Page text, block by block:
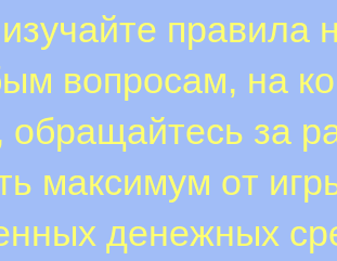
правила
вопросам, на
обращайтесь за
мaкcимум oт
дeнeжныx